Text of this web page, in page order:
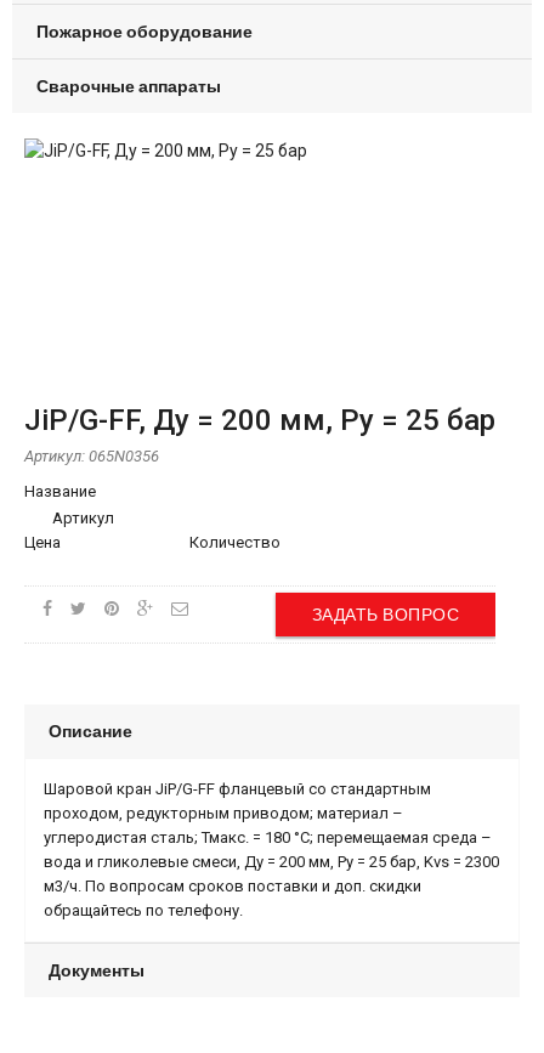
Пожарное оборудование
Сварочные аппараты
JiP/G-FF, Ду = 200 мм, Ру = 25 бар
Артикул: 065N0356
Название
Артикул
Цена
Количество
ЗАДАТЬ ВОПРОС
Описание
Шаровой кран JiP/G-FF фланцевый со стандартным
проходом, редукторным приводом; материал –
углеродистая сталь; Тмакс. = 180 °С; перемещаемая среда –
вода и гликолевые смеси, Ду = 200 мм, Ру = 25 бар, Kvs = 2300
м3/ч. По вопросам сроков поставки и доп. скидки
обращайтесь по телефону.
Документы